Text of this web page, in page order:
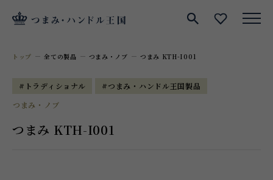
サイト内検索
お気に
トップ 全ての製品 つまみ・ノブ つまみ KTH-I001
#トラディショナル
#つまみ・ハンドル王国製品
つまみ・ノブ
つまみ KTH-I001